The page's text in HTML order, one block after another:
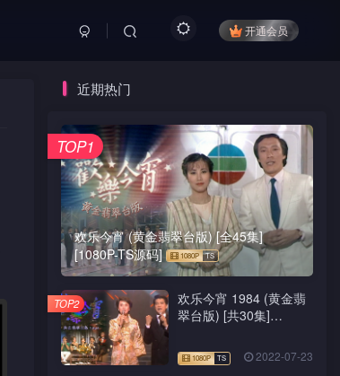
开通会员
近期热门
欢乐今宵 (黄金翡翠台版) [全45集]
[1080P-TS源码]
TOP1
欢乐今宵 1984 (黄金翡
翠台版) [共30集]
2022-07-23
TOP2